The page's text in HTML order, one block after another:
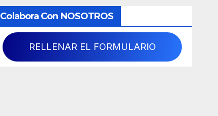
Colabora Con NOSOTROS
RELLENAR EL FORMULARIO